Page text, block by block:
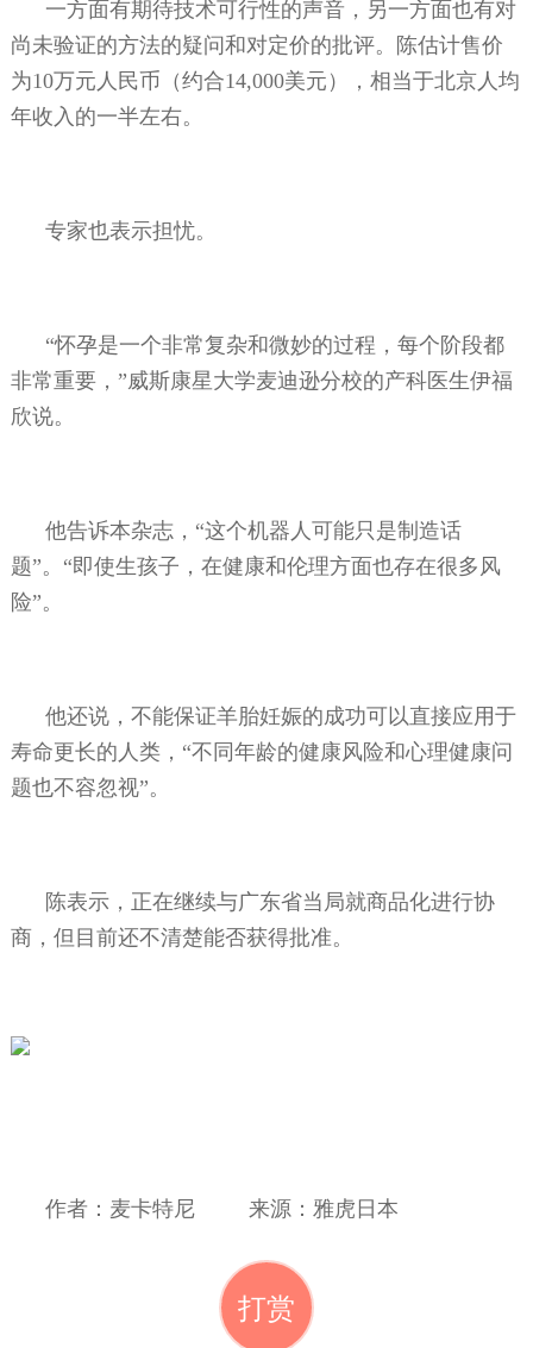
一方面有期待技术可行性的声音，另一方面也有对
尚未验证的方法的疑问和对定价的批评。陈估计售价
为10万元人民币（约合14,000美元），相当于北京人均
年收入的一半左右。
专家也表示担忧。
“怀孕是一个非常复杂和微妙的过程，每个阶段都
非常重要，”威斯康星大学麦迪逊分校的产科医生伊福
欣说。
他告诉本杂志，“这个机器人可能只是制造话
题”。“即使生孩子，在健康和伦理方面也存在很多风
险”。
他还说，不能保证羊胎妊娠的成功可以直接应用于
寿命更长的人类，“不同年龄的健康风险和心理健康问
题也不容忽视”。
陈表示，正在继续与广东省当局就商品化进行协
商，但目前还不清楚能否获得批准。
作者：麦卡特尼 来源：雅虎日本
打赏